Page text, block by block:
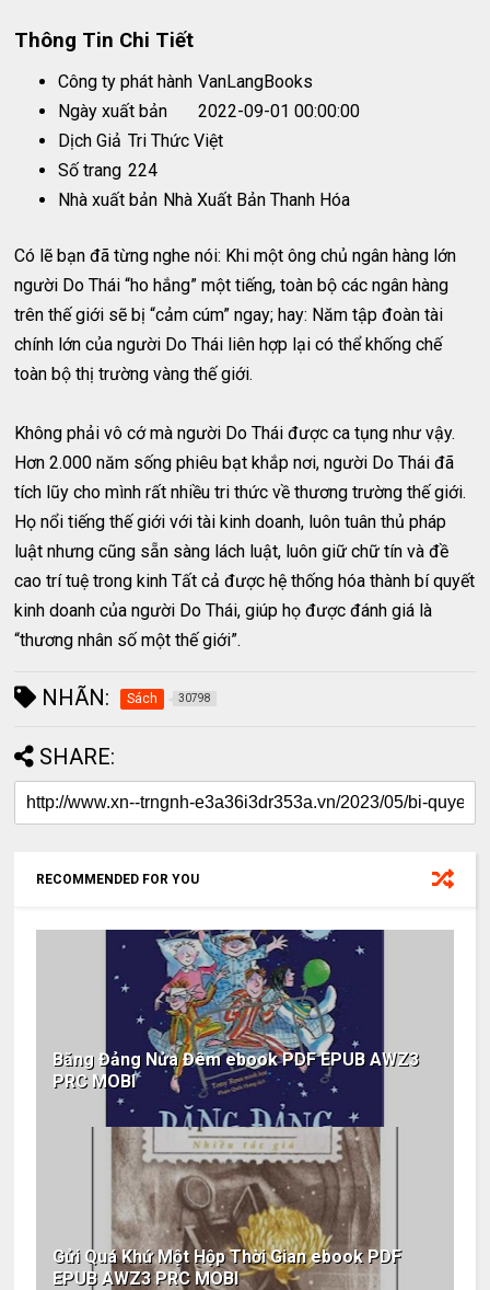
Thông Tin Chi Tiết
Công ty phát hành VanLangBooks
Ngày xuất bản
2022-09-01 00:00:00
Dịch Giả Tri Thức Việt
Số trang 224
Nhà xuất bản Nhà Xuất Bản Thanh Hóa
Có lẽ bạn đã từng nghe nói: Khi một ông chủ ngân hàng lớn
người Do Thái “ho hắng” một tiếng, toàn bộ các ngân hàng
trên thế giới sẽ bị “cảm cúm” ngay; hay: Năm tập đoàn tài
chính lớn của người Do Thái liên hợp lại có thể khống chế
toàn bộ thị trường vàng thế giới.
Không phải vô cớ mà người Do Thái được ca tụng như vậy.
Hơn 2.000 năm sống phiêu bạt khắp nơi, người Do Thái đã
tích lũy cho mình rất nhiều tri thức về thương trường thế giới.
Họ nổi tiếng thế giới với tài kinh doanh, luôn tuân thủ pháp
luật nhưng cũng sẵn sàng lách luật, luôn giữ chữ tín và đề
cao trí tuệ trong kinh Tất cả được hệ thống hóa thành bí quyết
kinh doanh của người Do Thái, giúp họ được đánh giá là
“thương nhân số một thế giới”.
NHÃN: Sách 30798
SHARE:
RECOMMENDED FOR YOU
Băng Đảng Nửa Đêm ebook PDF EPUB AWZ3
PRC MOBI
Gửi Quá Khứ Một Hộp Thời Gian ebook PDF
EPUB AWZ3 PRC MOBI